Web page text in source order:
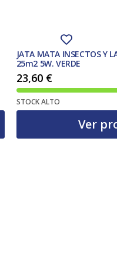
JATA MATA INSECTOS Y
25m2 5W. VERDE
23,60 €
STOCK ALTO
Ver